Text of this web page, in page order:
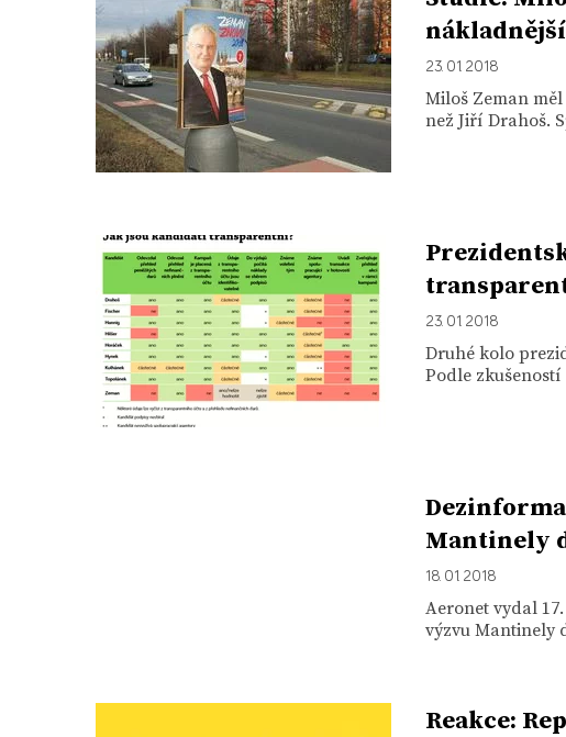
23. 01. 2018
Miloš Zeman
než Jiří Drahoš.
23. 01. 2018
Druhé kolo
Podle
Mantinely
18. 01. 2018
Aeronet vydal
výzvu Mantinely
Reakce: